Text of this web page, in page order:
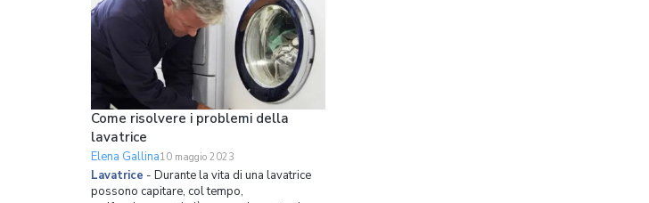
Come risolvere i problemi della
lavatrice
Elena Gallina10 maggio 2023
Lavatrice - Durante la vita di una lavatrice
possono capitare, col tempo,